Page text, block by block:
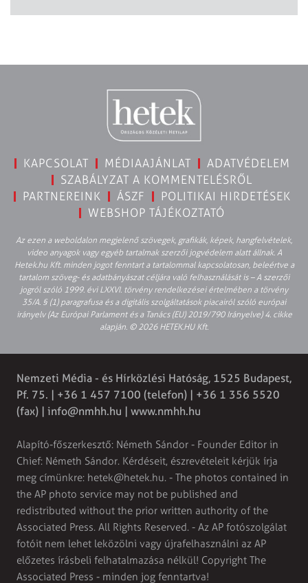
KAPCSOLAT MÉDIAAJÁNLAT
ADATVÉDELEM
SZABÁLYZAT A KOMMENTELÉSRŐL
PARTNEREINK
ÁSZF
POLITIKAI HIRDETÉSEK
WEBSHOP TÁJÉKOZTATÓ
Az ezen a weboldalon megjelenő szövegek, grafikák, képek, hangfelvételek,
video anyagok vagy egyéb tartalmak szerzői jogvédelem alatt állnak. A
Hetek.hu Kft. minden jogot fenntart a tartalommal kapcsolatosan, beleértve a
tartalom szöveg- és adatbányászat céljára való felhasználását is – A szerzői
jogról szóló 1999. évi LXXVI. törvény rendelkezései értelmében a törvény
35/A. § (1) paragrafusa és a digitális szolgáltatások piacairól szóló európai
irányelv (Az Európai Parlament és a Tanács (EU) 2019/790 Irányelve) 4. cikke
alapján. © 2026 HETEK.HU Kft.
Nemzeti Média - és Hírközlési Hatóság, 1525 Budapest,
Pf. 75. | +36 1 457 7100 (telefon) | +36 1 356 5520
(fax) | info@nmhh.hu | www.nmhh.hu
Alapító-főszerkesztő: Németh Sándor - Founder Editor in
Chief: Németh Sándor. Kérdéseit, észrevételeit kérjük írja
meg címünkre: hetek@hetek.hu. - The photos contained in
the AP photo service may not be published and
redistributed without the prior written authority of the
Associated Press. All Rights Reserved. - Az AP fotószolgálat
fotóit nem lehet leközölni vagy újrafelhasználni az AP
előzetes írásbeli felhatalmazása nélkül! Copyright The
Associated Press - minden jog fenntartva!